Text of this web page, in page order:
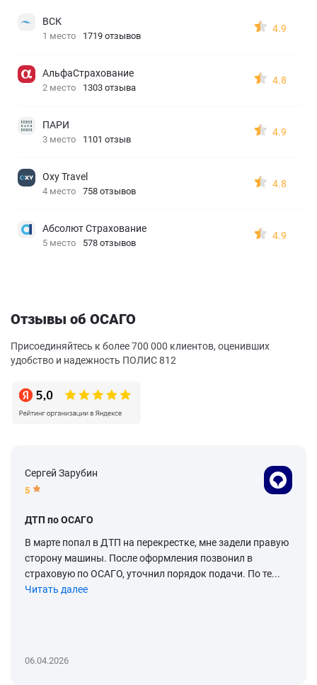
ВСК
1 место 1719 отзывов
4.9
АльфаСтрахование
2 место 1303 отзыва
4.8
ПАРИ
3 место 1101 отзыв
4.9
Oxy Travel
4 место 758 отзывов
4.8
Абсолют Страхование
5 место 578 отзывов
4.9
Отзывы об ОСАГО
Присоединяйтесь к более 700 000 клиентов, оценивших
удобство и надежность ПОЛИС 812
Сергей Зарубин
5
ДТП по ОСАГО
В марте попал в ДТП на перекрестке, мне задели правую
сторону машины. После оформления позвонил в
страховую по ОСАГО, уточнил порядок подачи. По те...
Читать далее
06.04.2026